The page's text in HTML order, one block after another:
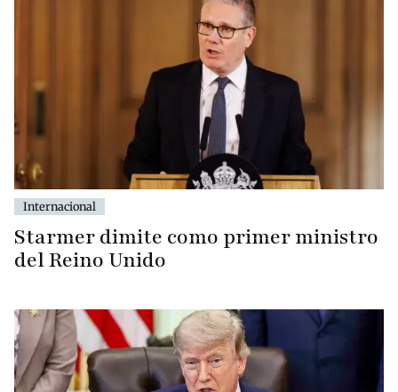
Internacional
Starmer dimite como primer ministro
del Reino Unido